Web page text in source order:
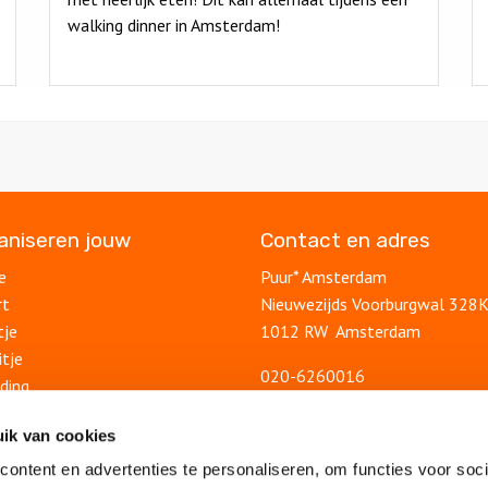
van cookies
en advertenties te personaliseren, om functies voor
walking dinner in Amsterdam!
jouw Contact en adres
Puur* Amsterdam
Nieuwezijds Voorburgwal 328K
1012 RW Amsterdam
020-6260016
Blog